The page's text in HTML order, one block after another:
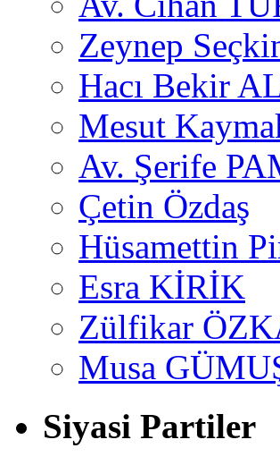
Zeynep
Hacı Bekir
Mesut
Av. Şerife
Çetin Özdaş
Hüsamettin
Esra KİRİK
Zülfikar
Musa
Siyasi Partiler